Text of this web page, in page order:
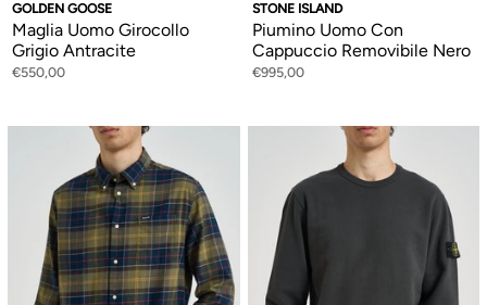
GOLDEN GOOSE
Maglia Uomo Girocollo
Grigio Antracite
€550,00
STONE ISLAND
Piumino Uomo Con
Cappuccio Removibile Nero
€995,00